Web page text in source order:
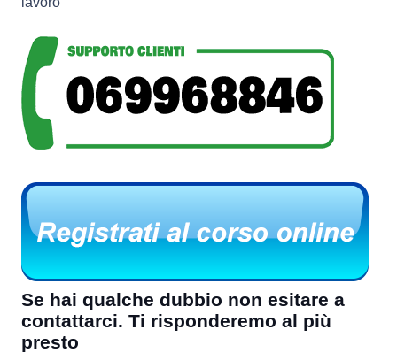
Se hai qualche dubbio non esitare a
contattarci. Ti risponderemo al più
presto